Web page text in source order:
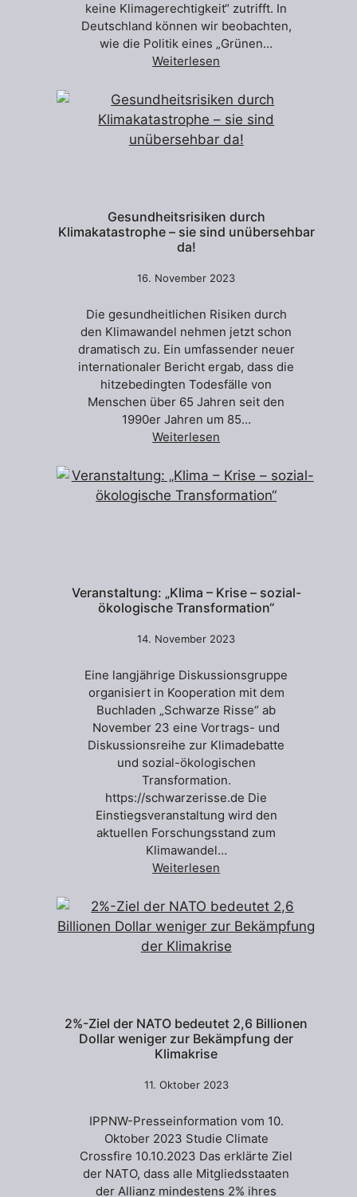
keine Klimagerechtigkeit“ zutrifft. In
Deutschland können wir beobachten,
wie die Politik eines „Grünen…
Weiterlesen
Gesundheitsrisiken durch
Klimakatastrophe – sie sind unübersehbar
da!
16. November 2023
Die gesundheitlichen Risiken durch
den Klimawandel nehmen jetzt schon
dramatisch zu. Ein umfassender neuer
internationaler Bericht ergab, dass die
hitzebedingten Todesfälle von
Menschen über 65 Jahren seit den
1990er Jahren um 85…
Weiterlesen
Veranstaltung: „Klima – Krise – sozial-
ökologische Transformation“
14. November 2023
Eine langjährige Diskussionsgruppe
organisiert in Kooperation mit dem
Buchladen „Schwarze Risse“ ab
November 23 eine Vortrags- und
Diskussionsreihe zur Klimadebatte
und sozial-ökologischen
Transformation.
https://schwarzerisse.de Die
Einstiegsveranstaltung wird den
aktuellen Forschungsstand zum
Klimawandel…
Weiterlesen
2%-Ziel der NATO bedeutet 2,6 Billionen
Dollar weniger zur Bekämpfung der
Klimakrise
11. Oktober 2023
IPPNW-Presseinformation vom 10.
Oktober 2023 Studie Climate
Crossfire 10.10.2023 Das erklärte Ziel
der NATO, dass alle Mitgliedsstaaten
der Allianz mindestens 2% ihres